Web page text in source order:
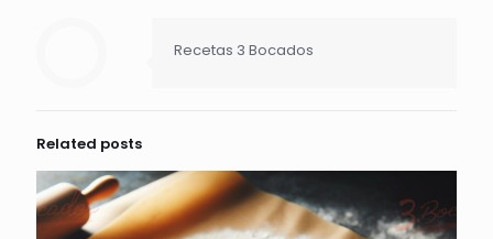
Recetas 3 Bocados
Related posts